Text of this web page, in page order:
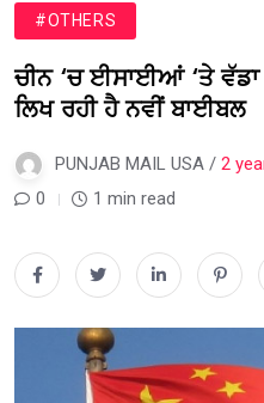
#OTHERS
ਚੀਨ ‘ਚ ਈਸਾਈਆਂ ‘ਤੇ
ਲਿਖ ਰਹੀ ਹੈ ਨਵੀਂ ਬਾਈਬਲ
PUNJAB MAIL USA / 2
0
1 min read